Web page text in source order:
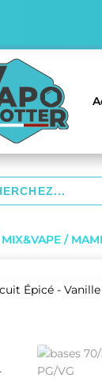
MIX&VAPE /